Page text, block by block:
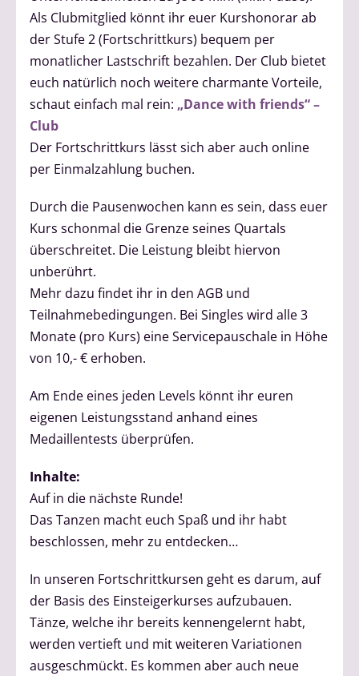
Als Clubmitglied könnt ihr euer Kurshonorar ab
der Stufe 2 (Fortschrittkurs) bequem per
monatlicher Lastschrift bezahlen. Der Club bietet
euch natürlich noch weitere charmante Vorteile,
schaut einfach mal rein: „Dance with friends“ –
Club
Der Fortschrittkurs lässt sich aber auch online
per Einmalzahlung buchen.
Durch die Pausenwochen kann es sein, dass euer
Kurs schonmal die Grenze seines Quartals
überschreitet. Die Leistung bleibt hiervon
unberührt.
Mehr dazu findet ihr in den AGB und
Teilnahmebedingungen. Bei Singles wird alle 3
Monate (pro Kurs) eine Servicepauschale in Höhe
von 10,- € erhoben.
Am Ende eines jeden Levels könnt ihr euren
eigenen Leistungsstand anhand eines
Medaillentests überprüfen.
Inhalte:
Auf in die nächste Runde!
Das Tanzen macht euch Spaß und ihr habt
beschlossen, mehr zu entdecken…
In unseren Fortschrittkursen geht es darum, auf
der Basis des Einsteigerkurses aufzubauen.
Tänze, welche ihr bereits kennengelernt habt,
werden vertieft und mit weiteren Variationen
ausgeschmückt. Es kommen aber auch neue